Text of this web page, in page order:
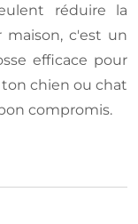
réduire la
c'est un
efficace pour
chien ou chat
compromis.